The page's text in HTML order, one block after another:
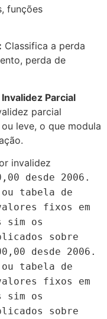
funções
Classifica a perda
perda de
Parcial
parcial
leve, o que modula
invalidez
desde 2006.
ou tabela de
fixos em
sim os
sobre
, 00 desde 2006.
ou tabela de
alores fixos em
sim os
icados sobre